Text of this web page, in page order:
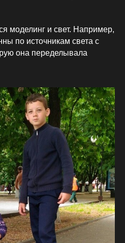
моделинг и свет. Например,
по источникам света с
она переделывала